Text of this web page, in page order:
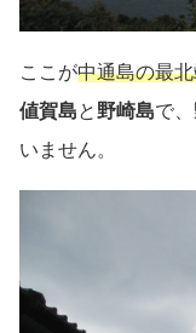
ここが中通島の最
値賀島と 野崎島で
いません。